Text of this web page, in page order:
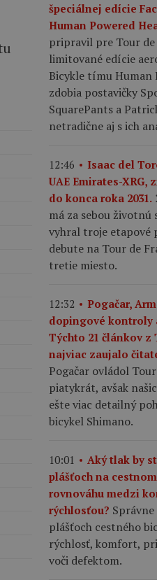
špeciálnej edície
Human Powered
pripravil pre Tour de
limitované edície
Bicykle tímu Human
zdobia postavičky
SquarePants a
netradične aj s ich
12:46
Isaac del
UAE Emirates-XRG,
do konca roka 2031.
má za sebou životnú
vyhral troje etapové
debute na Tour de
tretie miesto.
12:32
Pogačar,
dopingové kontroly
Týchto 21 článkov z
najviac zaujalo
Pogačar ovládol
piatykrát, avšak
ešte viac detailný
bicykel Shimano.
10:01
Aký tlak by
plášťoch na
rovnováhu medzi
rýchlosťou?
plášťoch cestného
rýchlosť, komfort,
voči defektom.